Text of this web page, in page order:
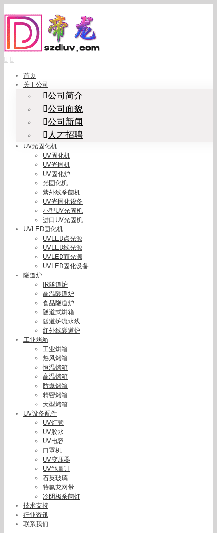
to
content
首页
关于公司
公司简介
公司面貌
公司新闻
人才招聘
UV光固化机
UV固化机
UV光固机
UV固化炉
光固化机
紫外线杀菌机
UV光固化设备
小型UV光固机
进口UV光固机
UVLED固化机
UVLED点光源
UVLED线光源
UVLED面光源
UVLED固化设备
隧道炉
IR隧道炉
高温隧道炉
食品隧道炉
隧道式烘箱
隧道炉流水线
红外线隧道炉
工业烤箱
工业烘箱
热风烤箱
恒温烤箱
高温烤箱
防爆烤箱
精密烤箱
大型烤箱
UV设备配件
UV灯管
UV胶水
UV电容
口罩机
UV变压器
UV能量计
石英玻璃
特氟龙网带
冷阴极杀菌灯
技术支持
行业资讯
联系我们